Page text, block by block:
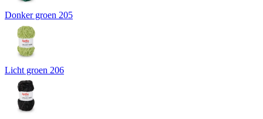
Donker groen 205
Licht groen 206